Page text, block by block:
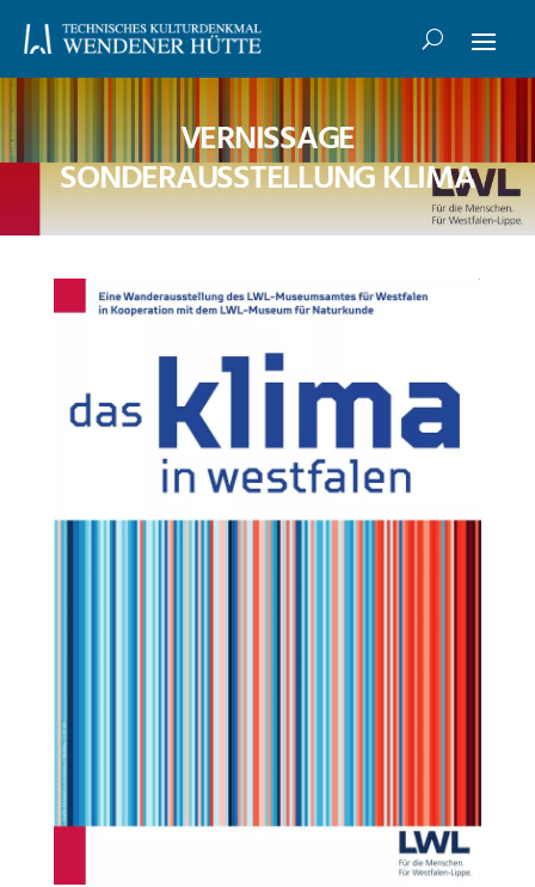
VERNISSAGE
SONDERAUSSTELLUNG KLIMA